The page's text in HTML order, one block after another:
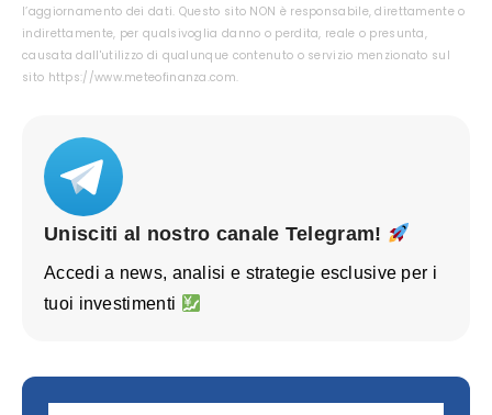
l’aggiornamento dei dati. Questo sito NON è responsabile, direttamente o
indirettamente, per qualsivoglia danno o perdita, reale o presunta,
causata dall'utilizzo di qualunque contenuto o servizio menzionato sul
sito https://www.meteofinanza.com.
Unisciti al nostro canale Telegram!
Accedi a news, analisi e strategie esclusive per i
tuoi investimenti